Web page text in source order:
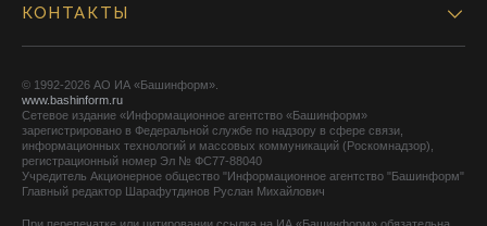
КОНТАКТЫ
© 1992-2026 АО ИА «Башинформ».
www.bashinform.ru
Сетевое издание «Информационное агентство «Башинформ»
зарегистрировано в Федеральной службе по надзору в сфере связи,
информационных технологий и массовых коммуникаций (Роскомнадзор),
регистрационный номер Эл № ФС77-88040
Учредитель Акционерное общество "Информационное агентство "Башинформ"
Главный редактор Шарафутдинов Руслан Михайлович